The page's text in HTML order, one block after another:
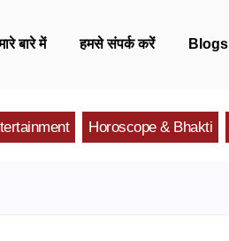
बारे में हमसे संपर्क करें Blogs
Horoscope & Bhakti